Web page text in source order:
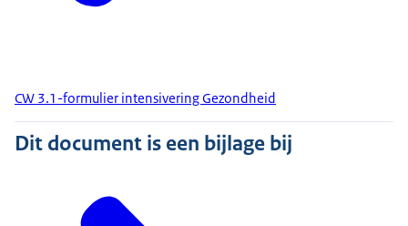
CW 3.1-formulier intensivering Gezondheid
Dit document is een bijlage bij